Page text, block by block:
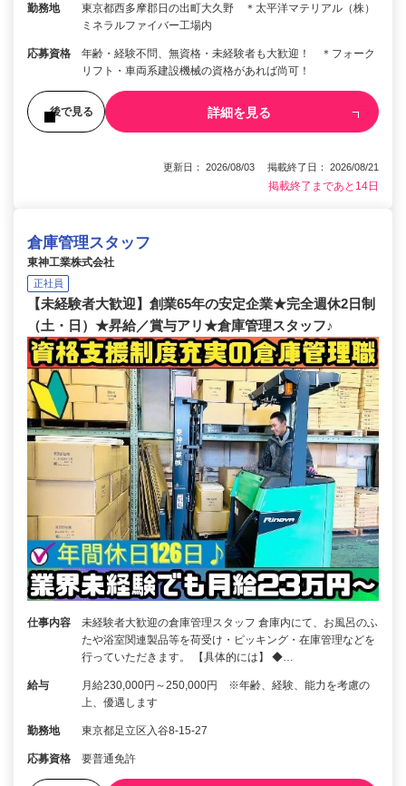
勤務地
東京都西多摩郡日の出町大久野 ＊太平洋マテリアル（株）
ミネラルファイバー工場内
応募資格
年齢・経験不問、無資格・未経験者も大歓迎！ ＊フォーク
リフト・車両系建設機械の資格があれば尚可！
後で見る 詳細を見る
更新日： 2026/08/03 掲載終了日： 2026/08/21
掲載終了まであと14日
倉庫管理スタッフ
東神工業株式会社
正社員
【未経験者大歓迎】創業65年の安定企業★完全週休2日制
（土・日）★昇給／賞与アリ★倉庫管理スタッフ♪
仕事内容
未経験者大歓迎の倉庫管理スタッフ 倉庫内にて、お風呂のふ
たや浴室関連製品等を荷受け・ピッキング・在庫管理などを
行っていただきます。 【具体的には】 ◆…
給与
月給230,000円～250,000円 ※年齢、経験、能力を考慮の
上、優遇します
勤務地 東京都足立区入谷8-15-27
応募資格 要普通免許